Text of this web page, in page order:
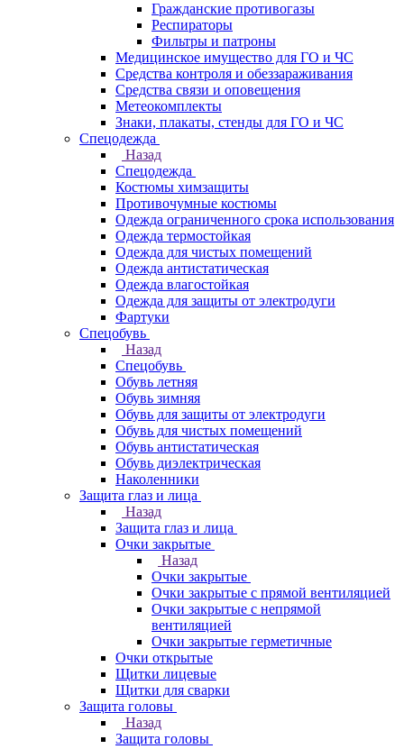
Гражданские противогазы
Респираторы
Фильтры и патроны
Медицинское имущество для ГО и ЧС
Средства контроля и обеззараживания
Средства связи и оповещения
Метеокомплекты
Знаки, плакаты, стенды для ГО и ЧС
Спецодежда
Назад
Спецодежда
Костюмы химзащиты
Противочумные костюмы
Одежда ограниченного срока использования
Одежда термостойкая
Одежда для чистых помещений
Одежда антистатическая
Одежда влагостойкая
Одежда для защиты от электродуги
Фартуки
Спецобувь
Назад
Спецобувь
Обувь летняя
Обувь зимняя
Обувь для защиты от электродуги
Обувь для чистых помещений
Обувь антистатическая
Обувь диэлектрическая
Наколенники
Защита глаз и лица
Назад
Защита глаз и лица
Очки закрытые
Назад
Очки закрытые
Очки закрытые с прямой вентиляцией
Очки закрытые с непрямой
вентиляцией
Очки закрытые герметичные
Очки открытые
Щитки лицевые
Щитки для сварки
Защита головы
Назад
Защита головы